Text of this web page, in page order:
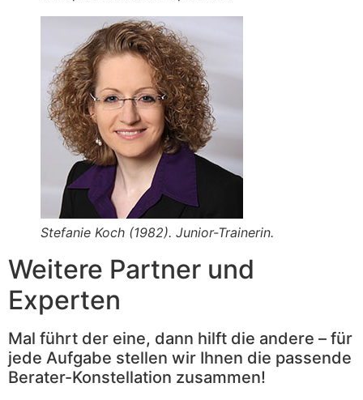
Stefanie Koch (1982). Junior-Trainerin.
Weitere Partner und
Experten
Mal führt der eine, dann hilft die andere – für
jede Aufgabe stellen wir Ihnen die passende
Berater-Konstellation zusammen!